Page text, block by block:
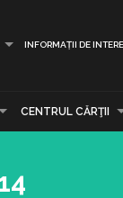
INFORMAȚII DE
CENTRUL CĂRŢII